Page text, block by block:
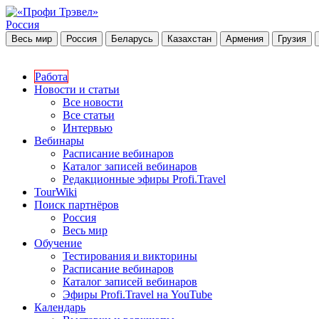
Россия
Весь мир Россия Беларусь Казахстан Армения Грузия
Работа
Новости и статьи
Все новости
Все статьи
Интервью
Вебинары
Расписание вебинаров
Каталог записей вебинаров
Редакционные эфиры Profi.Travel
TourWiki
Поиск партнёров
Россия
Весь мир
Обучение
Тестирования и викторины
Расписание вебинаров
Каталог записей вебинаров
Эфиры Profi.Travel на YouTube
Календарь